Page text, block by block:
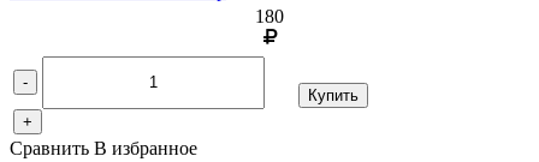
180
-
+
Купить
Сравнить В избранное